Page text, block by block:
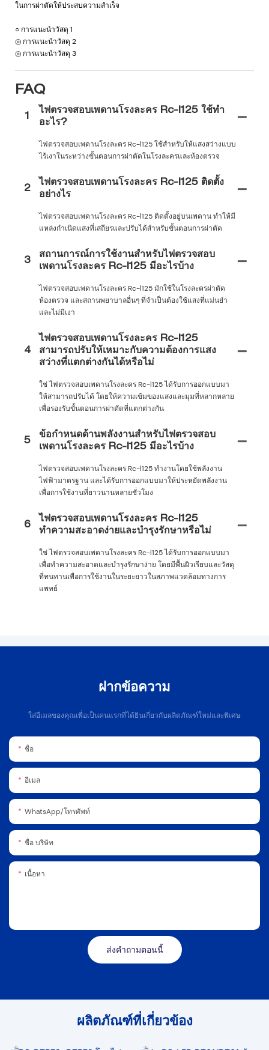
ในการผ่าตัดให้ประสบความสำเร็จ
○ การแนะนำวัสดุ 1
◎ การแนะนำวัสดุ 2
◎ การแนะนำวัสดุ 3
FAQ
1
ไฟตรวจสอบเพดานโรงละคร Rc-l125 ใช้ทำ
อะไร?
ไฟตรวจสอบเพดานโรงละคร Rc-l125 ใช้สำหรับให้แสงสว่างแบบ
ไร้เงาในระหว่างขั้นตอนการผ่าตัดในโรงละครและห้องตรวจ
2
ไฟตรวจสอบเพดานโรงละคร Rc-l125 ติดตั้ง
อย่างไร
ไฟตรวจสอบเพดานโรงละคร Rc-l125 ติดตั้งอยู่บนเพดาน ทำให้มี
แหล่งกำเนิดแสงที่เสถียรและปรับได้สำหรับขั้นตอนการผ่าตัด
3
สถานการณ์การใช้งานสำหรับไฟตรวจสอบ
เพดานโรงละคร Rc-l125 มีอะไรบ้าง
ไฟตรวจสอบเพดานโรงละคร Rc-l125 มักใช้ในโรงละครผ่าตัด
ห้องตรวจ และสถานพยาบาลอื่นๆ ที่จำเป็นต้องใช้แสงที่แม่นยำ
และไม่มีเงา
4
ไฟตรวจสอบเพดานโรงละคร Rc-l125
สามารถปรับให้เหมาะกับความต้องการแสง
สว่างที่แตกต่างกันได้หรือไม่
ใช่ ไฟตรวจสอบเพดานโรงละคร Rc-l125 ได้รับการออกแบบมา
ให้สามารถปรับได้ โดยให้ความเข้มของแสงและมุมที่หลากหลาย
เพื่อรองรับขั้นตอนการผ่าตัดที่แตกต่างกัน
5
ข้อกำหนดด้านพลังงานสำหรับไฟตรวจสอบ
เพดานโรงละคร Rc-l125 มีอะไรบ้าง
ไฟตรวจสอบเพดานโรงละคร Rc-l125 ทำงานโดยใช้พลังงาน
ไฟฟ้ามาตรฐาน และได้รับการออกแบบมาให้ประหยัดพลังงาน
เพื่อการใช้งานที่ยาวนานหลายชั่วโมง
6
ไฟตรวจสอบเพดานโรงละคร Rc-l125
ทำความสะอาดง่ายและบำรุงรักษาหรือไม่
ใช่ ไฟตรวจสอบเพดานโรงละคร Rc-l125 ได้รับการออกแบบมา
เพื่อทำความสะอาดและบำรุงรักษาง่าย โดยมีพื้นผิวเรียบและวัสดุ
ที่ทนทานเพื่อการใช้งานในระยะยาวในสภาพแวดล้อมทางการ
แพทย์
ฝากข้อความ
ใส่อีเมลของคุณเพื่อเป็นคนแรกที่ได้ยินเกี่ยวกับผลิตภัณฑ์ใหม่และพิเศษ
ชื่อ
อีเมล
WhatsApp/โทรศัพท์
ชื่อ บริษัท
เนื้อหา
ส่งคำถามตอนนี้
ผลิตภัณฑ์ที่เกี่ยวข้อง